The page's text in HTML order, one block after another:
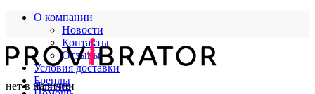
О компании
Новости
Контакты
Отзывы
Условия доставки
Бренды
Для нее
нет в наличии